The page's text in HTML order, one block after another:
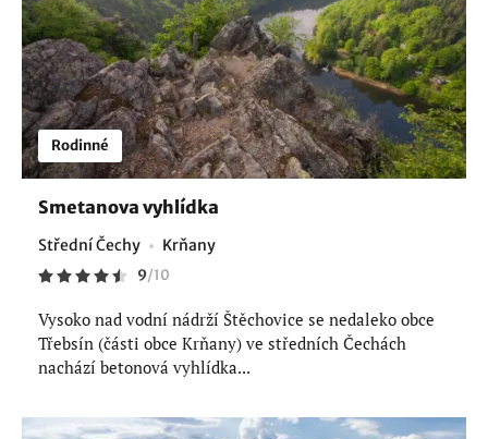
Rodinné
Smetanova vyhlídka
Střední Čechy Krňany
9/10
Vysoko nad vodní nádrží Štěchovice se nedaleko obce
Třebsín (části obce Krňany) ve středních Čechách
nachází betonová vyhlídka...